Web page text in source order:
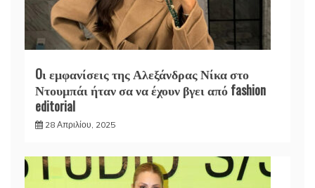
Oι εμφανίσεις της Αλεξάνδρας Νίκα στο
Ντουμπάι ήταν σα να έχουν βγει από fashion
editorial
28 Απριλίου, 2025